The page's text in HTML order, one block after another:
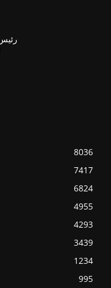
8036
7417
6824
4955
4293
3439
1234
995